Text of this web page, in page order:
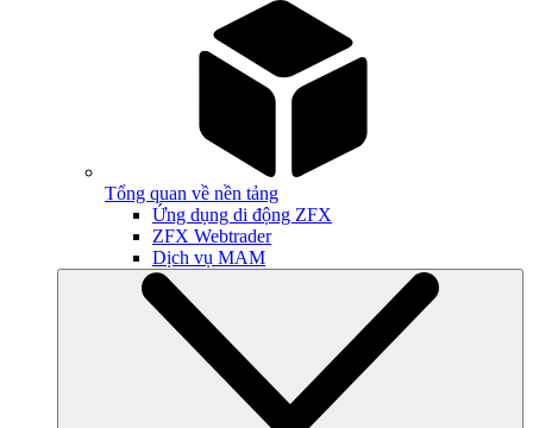
Tổng quan về nền tảng
Ứng dụng di động ZFX
ZFX Webtrader
Dịch vụ MAM